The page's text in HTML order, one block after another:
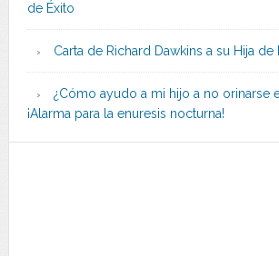
de Éxito
Carta de Richard Dawkins a su Hija de
¿Cómo ayudo a mi hijo a no orinarse
¡Alarma para la enuresis nocturna!